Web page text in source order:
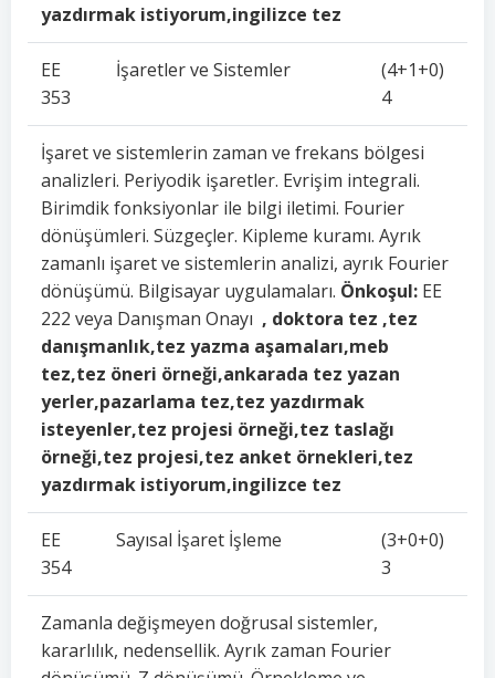
yazdırmak istiyorum,ingilizce tez
EE
353
İşaretler ve Sistemler
(4+1+0)
4
İşaret ve sistemlerin zaman ve frekans bölgesi
analizleri. Periyodik işaretler. Evrişim integrali.
Birimdik fonksiyonlar ile bilgi iletimi. Fourier
dönüşümleri. Süzgeçler. Kipleme kuramı. Ayrık
zamanlı işaret ve sistemlerin analizi, ayrık Fourier
dönüşümü. Bilgisayar uygulamaları. Önkoşul: EE
222 veya Danışman Onayı , doktora tez ,tez
danışmanlık,tez yazma aşamaları,meb
tez,tez öneri örneği,ankarada tez yazan
yerler,pazarlama tez,tez yazdırmak
isteyenler,tez projesi örneği,tez taslağı
örneği,tez projesi,tez anket örnekleri,tez
yazdırmak istiyorum,ingilizce tez
EE
354
Sayısal İşaret İşleme
(3+0+0)
3
Zamanla değişmeyen doğrusal sistemler,
kararlılık, nedensellik. Ayrık zaman Fourier